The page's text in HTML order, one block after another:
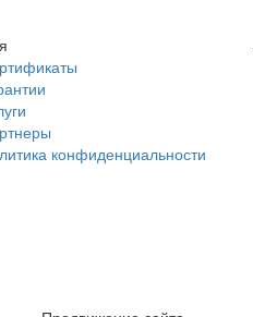
конфиденциальности